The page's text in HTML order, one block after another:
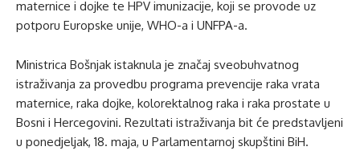
maternice i dojke te HPV imunizacije, koji se provode uz
potporu Europske unije, WHO-a i UNFPA-a.
Ministrica Bošnjak istaknula je značaj sveobuhvatnog
istraživanja za provedbu programa prevencije raka vrata
maternice, raka dojke, kolorektalnog raka i raka prostate u
Bosni i Hercegovini. Rezultati istraživanja bit će predstavljeni
u ponedjeljak, 18. maja, u Parlamentarnoj skupštini BiH.